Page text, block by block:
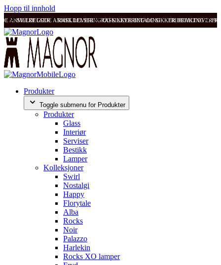
Hopp til innhold
ANMELDELSER RASK LEVERING OG SIKKER BETALING FRI FRAKT OVER
SVÆRT GODE ANMELDELSER RASK LEVERING OG SIKKER BETALING
Produkter
Toggle submenu for Produkter
Produkter
Glass
Interiør
Serviser
Bestikk
Lamper
Kolleksjoner
Swirl
Nostalgi
Happy
Florytale
Alba
Rocks
Noir
Palazzo
Harlekin
Rocks XO lamper